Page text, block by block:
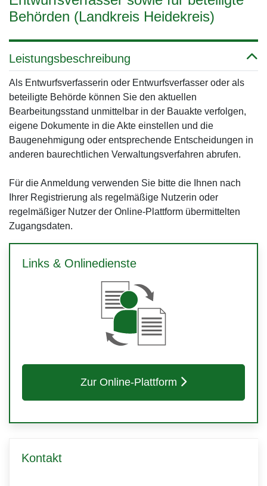
Behörden (Landkreis Heidekreis)
Leistungsbeschreibung
Als Entwurfsverfasserin oder Entwurfsverfasser oder als
beteiligte Behörde können Sie den aktuellen
Bearbeitungsstand unmittelbar in der Bauakte verfolgen,
eigene Dokumente in die Akte einstellen und die
Baugenehmigung oder entsprechende Entscheidungen in
anderen baurechtlichen Verwaltungsverfahren abrufen.
Für die Anmeldung verwenden Sie bitte die Ihnen nach
Ihrer Registrierung als regelmäßige Nutzerin oder
regelmäßiger Nutzer der Online-Plattform übermittelten
Zugangsdaten.
Links & Onlinedienste
Zur Online-Plattform
Kontakt